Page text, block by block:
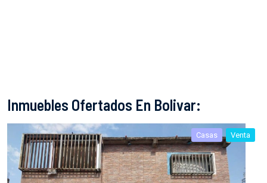
Inmuebles Ofertados En Bolivar:
Casas Venta